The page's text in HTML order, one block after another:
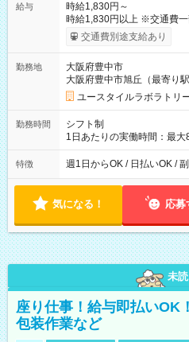
給与
時給1,830円～
時給1,830円以上 ※交通費
考慮して決定します 【収入例】 週1回勤務の場合：1,830円×8時
間×4回=5万8,560円 週3回勤務の場合：1,830円×8時間×12回
月 ※ 雇用形態と給与に、本
用形態：本採用時と同じで
交通費別途支給あり
勤務地
大阪府豊中市
大阪府豊中市旭丘（最寄り駅
ユースタイルラボラトリ
勤務時間
シフト制
1日あたりの実働時間：最
00 ※週1日～OK ／ 夜勤専従 ＊＊ 勤務時間例 ＊＊ ■22時か
ら翌7時 ■23時から翌8時 ■24時か
ます。 ※曜日固定（毎週同
特徴 週1日からOK / 日払いOK /
気になる！ 応募
未読
座り仕事！給与即払いOK
包装作業など